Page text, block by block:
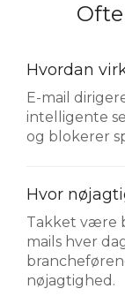
Hvordan
E-mail
intelligente
og blokerer
Hvor
Takket være
mails hver
nøjagtighed.